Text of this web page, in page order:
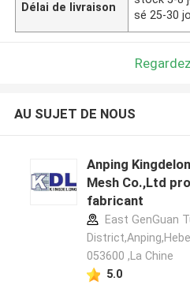
Délai de livraison
sé 25-30
AU SUJET DE NOUS
Anping
Mesh Co.,Ltd
fabricant
East GenGuan
053600 ,La Chine
5.0